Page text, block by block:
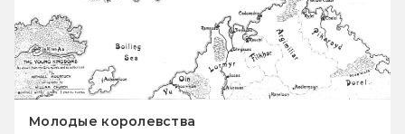
Молодые королевства